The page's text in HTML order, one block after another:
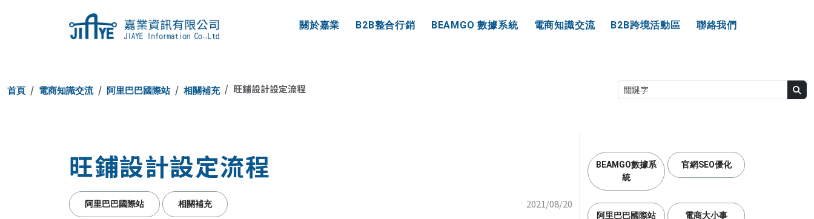
關於嘉業 B2B整合行銷 BEAMGO 數據系統 電商知識交流 B2B跨境活動區 聯絡我們
首頁 電商知識交流 阿里巴巴國際站 相關補充 旺鋪設計設定流程
旺鋪設計設定流程
阿里巴巴國際站 相關補充 2021/08/20
BEAMGO數據系
統
官網SEO優化
阿里巴巴國際站 電商大小事